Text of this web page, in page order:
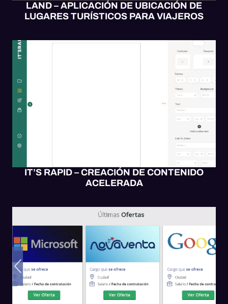
LAND – APLICACIÓN DE UBICACIÓN DE
LUGARES TURÍSTICOS PARA VIAJEROS
APP MÓVIL
IT’S RAPID – CREACIÓN DE CONTENIDO
ACELERADA
MOBILE UX/UI
WEB UX/UI